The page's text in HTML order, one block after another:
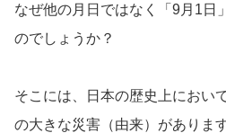
なぜ他の月日ではなく「9月1日
のでしょうか？
そこには、日本の歴史上におい
の大きな災害（由来）があります